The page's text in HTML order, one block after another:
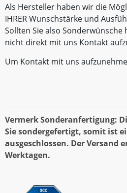
Als Hersteller haben wir die
IHRER Wunschstärke und
Sollten Sie also Sonderwünsche
nicht direkt mit uns Kontakt
Um Kontakt mit uns
Vermerk Sonderanfertigung:
Sie sondergefertigt, somit ist
ausgeschlossen. Der Versand
Werktagen.